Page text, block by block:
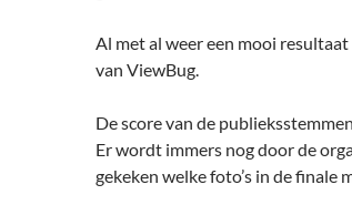
Al met al weer een mooi
van ViewBug.
De score van de
Er wordt immers nog door de
gekeken welke foto’s in de finale